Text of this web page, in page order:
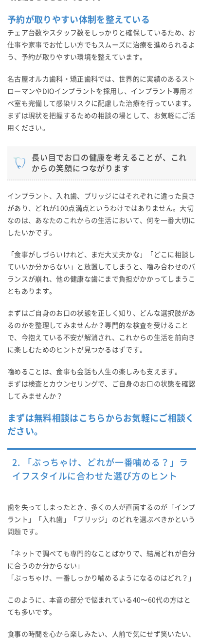
予約が取りやすい体制を整えている
チェア台数やスタッフ数をしっかりと確保しているため、お
仕事や家事でお忙しい方でもスムーズに治療を進められるよ
う、予約が取りやすい環境を整えています。
名古屋オルカ歯科・矯正歯科では、世界的に実績のあるスト
ローマンやDIOインプラントを採用し、インプラント専用オ
ペ室も完備して感染リスクに配慮した治療を行っています。
まずは現状を把握するための相談の場として、お気軽にご活
用ください。
長い目でお口の健康を考えることが、これ
からの笑顔につながります
インプラント、入れ歯、ブリッジにはそれぞれに違った良さ
があり、どれが100点満点というわけではありません。大切
なのは、あなたのこれからの生活において、何を一番大切に
したいかです。
「食事がしづらいけれど、まだ大丈夫かな」「どこに相談し
ていいか分からない」と放置してしまうと、噛み合わせのバ
ランスが崩れ、他の健康な歯にまで負担がかかってしまうこ
ともあります。
まずはご自身のお口の状態を正しく知り、どんな選択肢があ
るのかを整理してみませんか？専門的な検査を受けること
で、今抱えている不安が解消され、これからの生活を前向き
に楽しむためのヒントが見つかるはずです。
噛めることは、食事も会話も人生の楽しみも支えます。
まずは検査とカウンセリングで、ご自身のお口の状態を確認
してみませんか？
まずは無料相談はこちらからお気軽にご相談く
ださい。
2. 「ぶっちゃけ、どれが一番噛める？」ラ
イフスタイルに合わせた選び方のヒント
歯を失ってしまったとき、多くの人が直面するのが「インプ
ラント」「入れ歯」「ブリッジ」のどれを選ぶべきかという
問題です。
「ネットで調べても専門的なことばかりで、結局どれが自分
に合うのか分からない」
「ぶっちゃけ、一番しっかり噛めるようになるのはどれ？」
このように、本音の部分で悩まれている40〜60代の方はと
ても多いです。
食事の時間を心から楽しみたい、人前で気にせず笑いたい、